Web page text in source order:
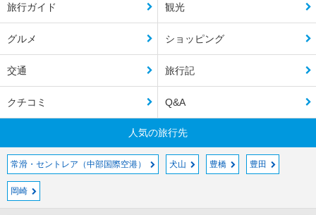
旅行ガイド 観光
グルメ ショッピング
交通 旅行記
クチコミ Q&A
人気の旅行先
常滑・セントレア（中部国際空港） 犬山 豊橋 豊田
岡崎